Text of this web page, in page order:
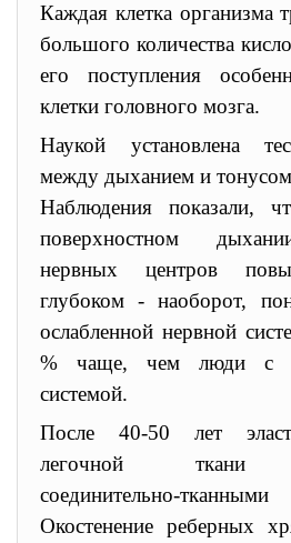
Каждая клетка организма
большого количества
его поступления
клетки головного мозга.
Наукой установлена
между дыханием и
Наблюдения показали,
поверхностном
нервных центров
глубоком - наоборот,
ослабленной нервной
% чаще, чем люди с
системой.
После 40-50 лет
легочной ткани
соединительно-
Окостенение реберных